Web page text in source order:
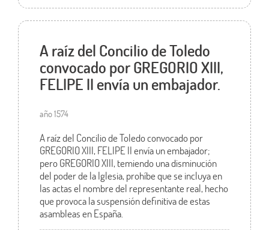
A raíz del Concilio de Toledo
convocado por GREGORIO XIII,
FELIPE II envía un embajador.
año 1574
A raíz del Concilio de Toledo convocado por
GREGORIO XIII, FELIPE II envía un embajador;
pero GREGORIO XIII, temiendo una disminución
del poder de la Iglesia, prohíbe que se incluya en
las actas el nombre del representante real, hecho
que provoca la suspensión definitiva de estas
asambleas en España.